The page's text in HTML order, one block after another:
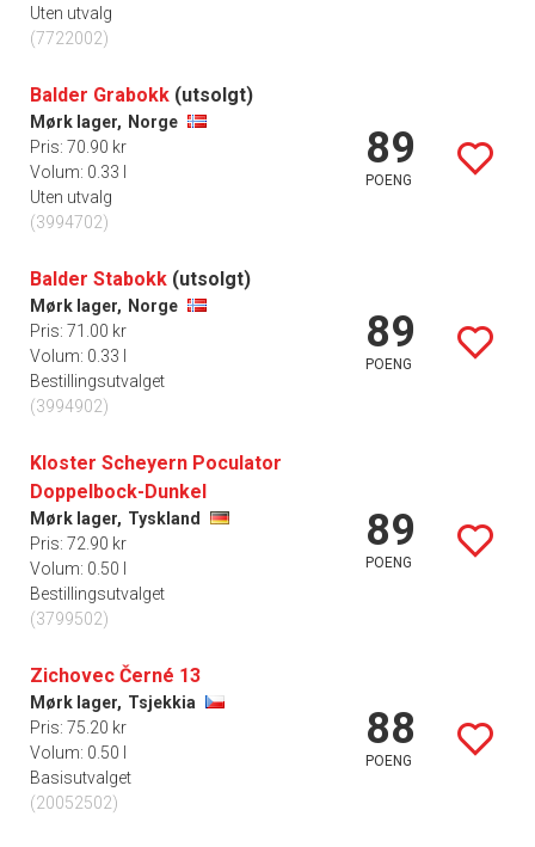
Uten utvalg
(7722002)
Balder Grabokk (utsolgt)
Mørk lager, Norge
Pris: 70.90 kr
Volum: 0.33 l
Uten utvalg
(3994702)
89
POENG
Balder Stabokk (utsolgt)
Mørk lager, Norge
Pris: 71.00 kr
Volum: 0.33 l
Bestillingsutvalget
(3994902)
89
POENG
Kloster Scheyern Poculator
Doppelbock-Dunkel
Mørk lager, Tyskland
Pris: 72.90 kr
Volum: 0.50 l
Bestillingsutvalget
(3799502)
89
POENG
Zichovec Černé 13
Mørk lager, Tsjekkia
Pris: 75.20 kr
Volum: 0.50 l
Basisutvalget
(20052502)
88
POENG